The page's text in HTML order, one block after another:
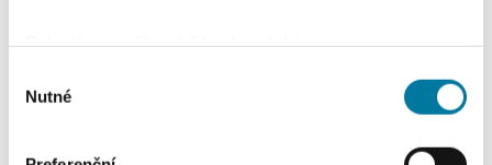
poloze, které mohou být přesné na několik metrů
Identifikovali vaše zařízení pomocí aktivního
souhlasu
Nutné